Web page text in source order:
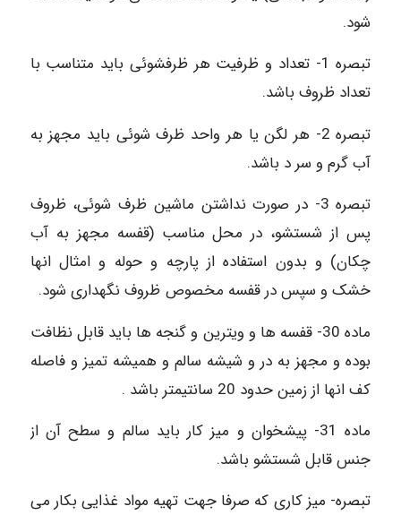
شود.
تبصره 1- تعداد و ظرفیت هر ظرفشوئی باید متناسب با
تعداد ظروف باشد.
تبصره 2- هر لگن یا هر واحد ظرف شوئی باید مجهز به
آب گرم و سر د باشد.
تبصره 3- در صورت نداشتن ماشین ظرف شوئی، ظروف
پس از شستشو، در محل مناسب (قفسه مجهز به آب
چکان) و بدون استفاده از پارچه و حوله و امثال انها
خشک و سپس در قفسه مخصوص ظروف نگهداری شود.
ماده 30- قفسه ها و ویترین و گنجه ها باید قابل نظافت
بوده و مجهز به در و شیشه سالم و همیشه تمیز و فاصله
کف انها از زمین حدود 20 سانتیمتر باشد .
ماده 31- پیشخوان و میز کار باید سالم و سطح آن از
جنس قابل شستشو باشد.
تبصره- میز کاری که صرفا جهت تهیه مواد غذایی بکار می